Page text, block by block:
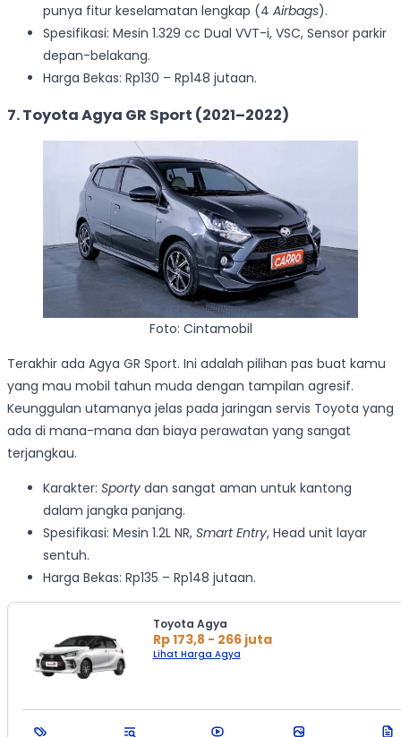
punya fitur keselamatan lengkap (4 Airbags).
Spesifikasi: Mesin 1.329 cc Dual VVT-i, VSC, Sensor parkir
depan-belakang.
Harga Bekas: Rp130 – Rp148 jutaan.
7. Toyota Agya GR Sport (2021–2022)
Foto: Cintamobil
Terakhir ada Agya GR Sport. Ini adalah pilihan pas buat kamu
yang mau mobil tahun muda dengan tampilan agresif.
Keunggulan utamanya jelas pada jaringan servis Toyota yang
ada di mana-mana dan biaya perawatan yang sangat
terjangkau.
Karakter: Sporty dan sangat aman untuk kantong
dalam jangka panjang.
Spesifikasi: Mesin 1.2L NR, Smart Entry, Head unit layar
sentuh.
Harga Bekas: Rp135 – Rp148 jutaan.
Toyota Agya
Rp 173,8 - 266 juta
Lihat Harga Agya